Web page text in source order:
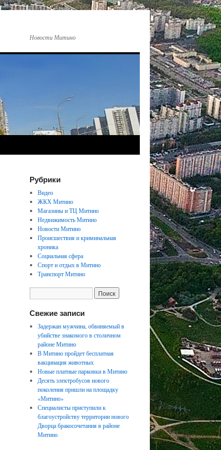
Новости Митино
Рубрики
Видео
ЖКХ Митино
Магазины и ТЦ Митино
Недвижимость Митино
Новости Митино
Происшествия и криминальная
хроника
Социальная сфера
Спорт и отдых в Митино
Транспорт Митино
Свежие записи
Задержан мужчина, обвиняемый в
убийстве знакомого в столичном
районе Митино
В Митино пройдет бесплатная
вакцинация животных
Новые платные парковки в Митино
Десять электробусов нового
поколения пришли на площадку
«Митино»
Специалисты приступили к
благоустройству территории нового
Дворца бракосочетания в районе
Митино